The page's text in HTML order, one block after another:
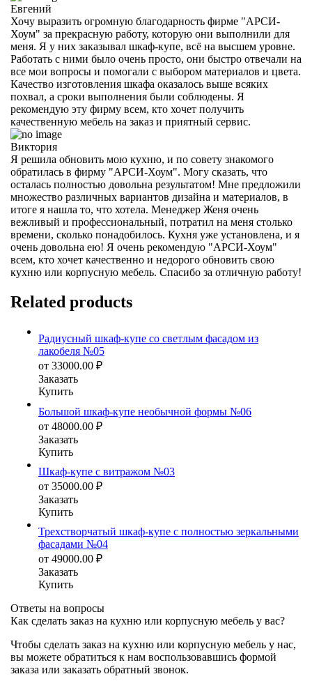
Евгений
Хочу выразить огромную благодарность фирме "АРСИ-
Хоум" за прекрасную работу, которую они выполнили для
меня. Я у них заказывал шкаф-купе, всё на высшем уровне.
Работать с ними было очень просто, они быстро отвечали на
все мои вопросы и помогали с выбором материалов и цвета.
Качество изготовления шкафа оказалось выше всяких
похвал, а сроки выполнения были соблюдены. Я
рекомендую эту фирму всем, кто хочет получить
качественную мебель на заказ и приятный сервис.
Виктория
Я решила обновить мою кухню, и по совету знакомого
обратилась в фирму "АРСИ-Хоум". Могу сказать, что
осталась полностью довольна результатом! Мне предложили
множество различных вариантов дизайна и материалов, в
итоге я нашла то, что хотела. Менеджер Женя очень
вежливый и профессиональный, потратил на меня столько
времени, сколько понадобилось. Кухня уже установлена, и я
очень довольна ею! Я очень рекомендую "АРСИ-Хоум"
всем, кто хочет качественно и недорого обновить свою
кухню или корпусную мебель. Спасибо за отличную работу!
Related products
Радиусный шкаф-купе со светлым фасадом из
лакобеля №05
от 33000.00 ₽
Заказать
Купить
Большой шкаф-купе необычной формы №06
от 48000.00 ₽
Заказать
Купить
Шкаф-купе с витражом №03
от 35000.00 ₽
Заказать
Купить
Трехстворчатый шкаф-купе с полностью зеркальными
фасадами №04
от 49000.00 ₽
Заказать
Купить
Ответы на вопросы
Как сделать заказ на кухню или корпусную мебель у вас?
Чтобы сделать заказ на кухню или корпусную мебель у нас,
вы можете обратиться к нам воспользовавшись формой
заказа или заказать обратный звонок.